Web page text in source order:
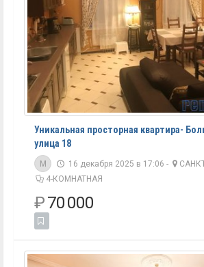
Уникальная просторная квартира-
улица 18
M 16 декабря 2025 в 17:06 -
4-КОМНАТНАЯ
₽70 000